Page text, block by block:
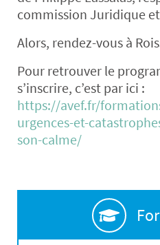
commission Juridique et
Alors, rendez-vous à
Pour retrouver le
s’inscrire, c’est par ici :
https://avef.fr/
urgences-et-
son-calme/